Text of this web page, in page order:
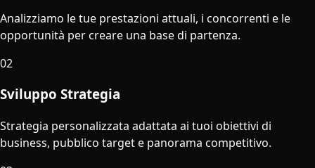
Analizziamo le tue prestazioni attuali, i concorrenti e le
opportunità per creare una base di partenza.
02
Sviluppo Strategia
Strategia personalizzata adattata ai tuoi obiettivi di
business, pubblico target e panorama competitivo.